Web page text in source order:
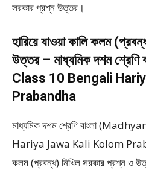
সরকার প্রশ্ন উত্তর।
হারিয়ে যাওয়া কালি কলম
উত্তর – মাধ্যমিক দশম
Class 10 Bengali
Prabandha
মাধ্যমিক দশম শ্রেণি বাংলা
Hariya Jawa Kali Kolom
কলম (প্রবন্ধ) নিখিল সরকার প্রশ্ন